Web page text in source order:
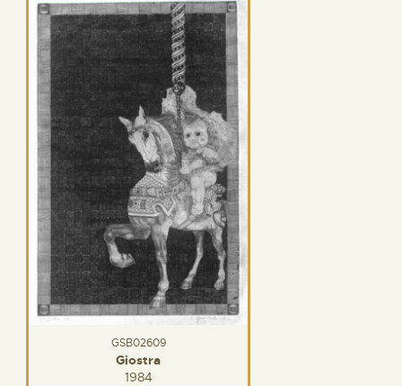
GSB02609
Giostra
1984